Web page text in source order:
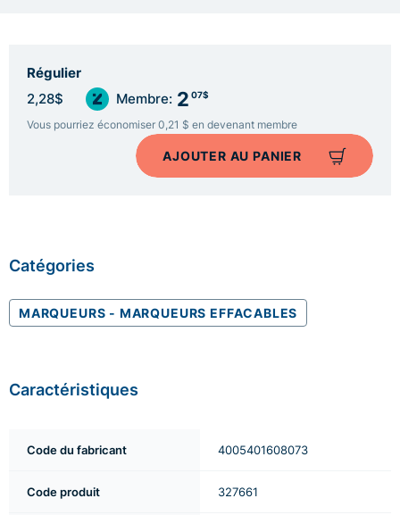
Régulier
2,28$ Membre: 2 07$
Vous pourriez économiser 0,21 $ en devenant membre
AJOUTER AU PANIER
Catégories
MARQUEURS - MARQUEURS EFFACABLES
Caractéristiques
Code du fabricant 4005401608073
Code produit 327661